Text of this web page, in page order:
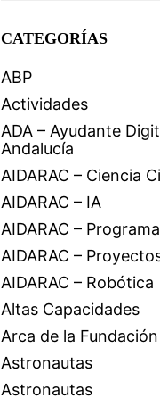
CATEGORÍAS
ABP
Actividades
ADA – Ayudante
Andalucía
AIDARAC – Ciencia
AIDARAC – IA
AIDARAC –
AIDARAC –
AIDARAC – Robótica
Altas Capacidades
Arca de la Fundación
Astronautas
Astronautas